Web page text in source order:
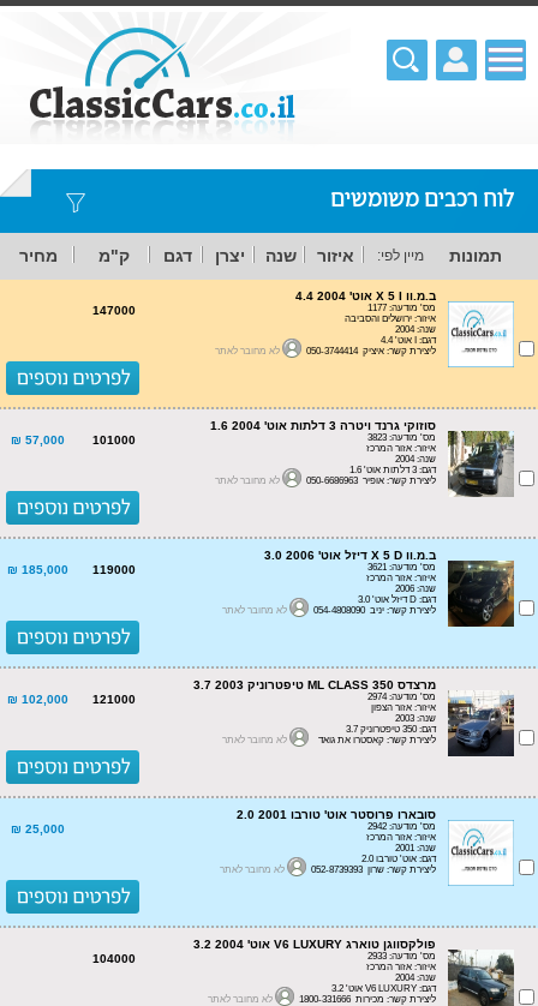
לוח רכבים משומשים
תמונות מיין לפי: איזור שנה יצרן דגם ק"מ מחיר
ב.מ.וו X 5 I אוט' 4.4 2004
מס' מודעה: 1177
איזור: ירושלים והסביבה
שנה: 2004
דגם: I אוט' 4.4
ליצירת קשר: איציק 050-3744414
לא מחובר לאתר
147000
סוזוקי גרנד ויטרה 3 דלתות אוט' 1.6 2004
מס' מודעה: 3823
איזור: אזור המרכז
שנה: 2004
דגם: 3 דלתות אוט' 1.6
ליצירת קשר: אופיר 050-6686963
לא מחובר לאתר
101000
57,000 ₪
ב.מ.וו X 5 D דיזל אוט' 3.0 2006
מס' מודעה: 3621
איזור: אזור המרכז
שנה: 2006
דגם: D דיזל אוט' 3.0
ליצירת קשר: יניב 054-4808090
לא מחובר לאתר
119000
185,000 ₪
מרצדס ML CLASS 350 טיפטרוניק 3.7 2003
מס' מודעה: 2974
איזור: אזור הצפון
שנה: 2003
דגם: 350 טיפטרוניק 3.7
ליצירת קשר: קאסטרו את גואד
לא מחובר לאתר
121000
102,000 ₪
סובארו פרוסטר אוט' טורבו 2.0 2001
מס' מודעה: 2942
איזור: אזור המרכז
שנה: 2001
דגם: אוט' טורבו 2.0
ליצירת קשר: שרון 052-8739393
לא מחובר לאתר
25,000 ₪
פולקסווגן טוארג V6 LUXURY אוט' 3.2 2004
מס' מודעה: 2933
איזור: אזור המרכז
שנה: 2004
דגם: V6 LUXURY אוט' 3.2
ליצירת קשר: מכירות 1800-331666
לא מחובר לאתר
104000